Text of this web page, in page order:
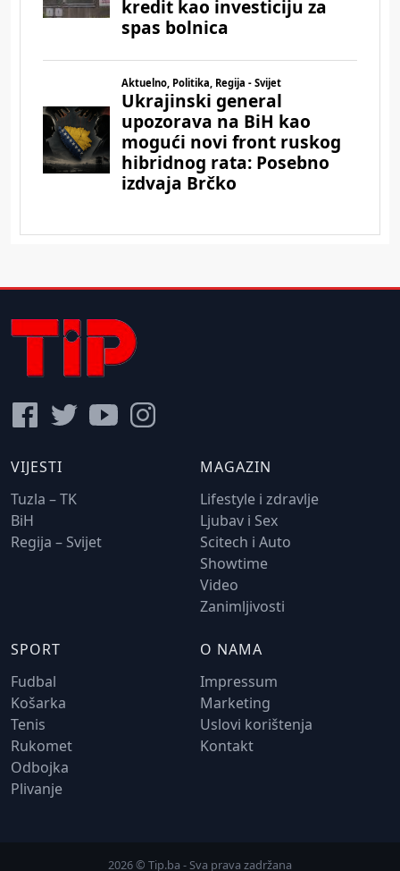
VIJESTI
Tuzla – TK
BiH
Regija – Svijet
MAGAZIN
Lifestyle i zdravlje
Ljubav i Sex
Scitech i Auto
Showtime
Video
Zanimljivosti
SPORT
Fudbal
Košarka
Tenis
Rukomet
Odbojka
Plivanje
O NAMA
Impressum
Marketing
Uslovi korištenja
Kontakt
2026 © Tip.ba - Sva prava zadržana